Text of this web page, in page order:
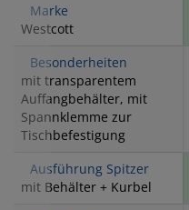
Marke
Westcott
Besonderheiten
mit transparentem
Auffangbehälter, mit
Spannklemme zur
Tischbefestigung
Ausführung Spitzer
mit Behälter + Kurbel